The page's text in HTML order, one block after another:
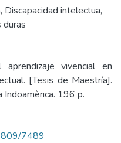
, Discapacidad intelectua,
duras
vivencial en
[Tesis de Maestría].
Indoamèrica. 196 p.
7489